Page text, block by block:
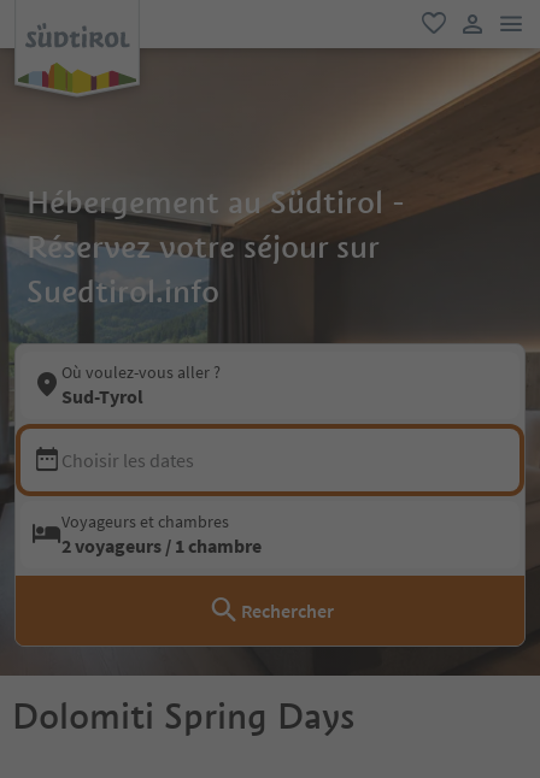
favori
lien
Hébergement au Südtirol -
Réservez votre séjour sur
Suedtirol.info
Où voulez-vous aller ?
Sud-Tyrol
Choisir les dates
Voyageurs et chambres
2 voyageurs / 1 chambre
Rechercher
Dolomiti Spring Days